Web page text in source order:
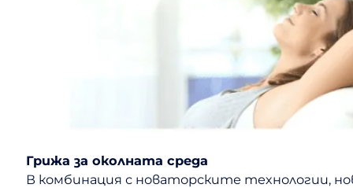
Грижа за околната среда
В комбинация с новаторските технологии,